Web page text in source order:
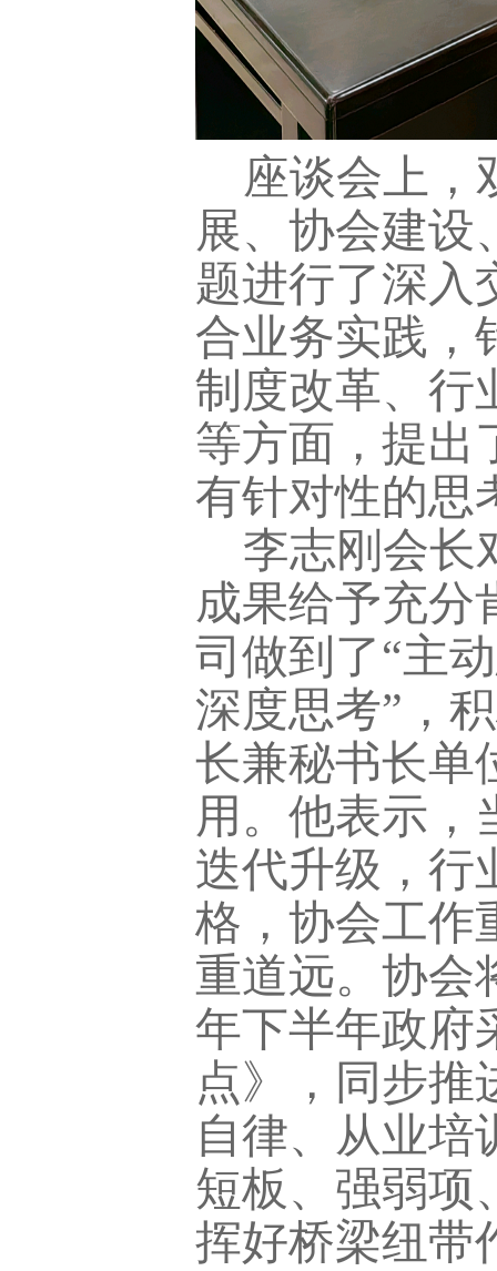
座谈会上，
展、协会建设
题进行了深入
合业务实践，
制度改革、行
等方面，提出
有针对性的思
李志刚会长
成果给予充分
司做到了“主
深度思考”，
长兼秘书长单
用。他表示，
迭代升级，行
格，协会工作
重道远。协会
年下半年政府
点》，同步推
自律、从业培
短板、强弱项
挥好桥梁纽带